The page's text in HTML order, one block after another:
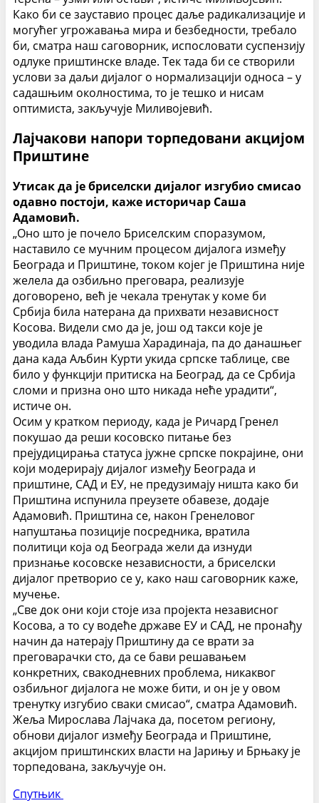
Како би се зауставио процес даље радикализације и
могућег угрожавања мира и безбедности, требало
би, сматра наш саговорник, испословати суспензију
одлуке приштинске владе. Тек тада би се створили
услови за даљи дијалог о нормализацији односа – у
садашњим околностима, то је тешко и нисам
оптимиста, закључује Миливојевић.
Лајчакови напори торпедовани акцијом
Приштине
Утисак да је бриселски дијалог изгубио смисао
одавно постоји, каже историчар Саша
Адамовић.
„Оно што је почело Бриселским споразумом,
наставило се мучним процесом дијалога између
Београда и Приштине, током којег је Приштина није
желела да озбиљно преговара, реализује
договорено, већ је чекала тренутак у коме би
Србија била натерана да прихвати независност
Косова. Видели смо да је, још од такси које је
уводила влада Рамуша Харадинаја, па до данашњег
дана када Аљбин Курти укида српске таблице, све
било у функцији притиска на Београд, да се Србија
сломи и призна оно што никада неће урадити“,
истиче он.
Осим у кратком периоду, када је Ричард Гренел
покушао да реши косовско питање без
прејудицирања статуса јужне српске покрајине, они
који модерирају дијалог између Београда и
приштине, САД и ЕУ, не предузимају ништа како би
Приштина испунила преузете обавезе, додаје
Адамовић. Приштина се, након Гренеловог
напуштања позиције посредника, вратила
политици која од Београда жели да изнуди
признање косовске независности, а бриселски
дијалог претворио се у, како наш саговорник каже,
мучење.
„Све док они који стоје иза пројекта независног
Косова, а то су водеће државе ЕУ и САД, не пронађу
начин да натерају Приштину да се врати за
преговарачки сто, да се бави решавањем
конкретних, свакодневних проблема, никаквог
озбиљног дијалога не може бити, и он је у овом
тренутку изгубио сваки смисао“, сматра Адамовић.
Жеља Мирослава Лајчака да, посетом региону,
обнови дијалог између Београда и Приштине,
акцијом приштинских власти на Јарињу и Брњаку је
торпедована, закључује он.
Спутњик